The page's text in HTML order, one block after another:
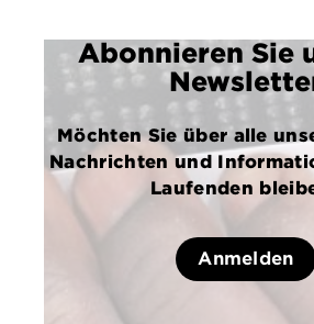
Abonnieren Sie
Möchten Sie über alle
Nachrichten und
Laufenden
Anmelden